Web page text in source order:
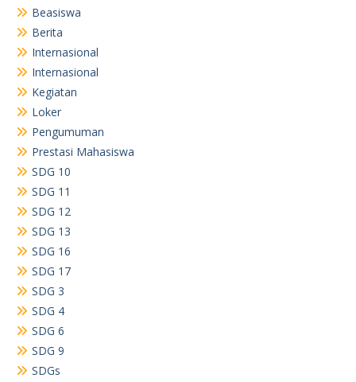
Beasiswa
Berita
Internasional
Internasional
Kegiatan
Loker
Pengumuman
Prestasi Mahasiswa
SDG 10
SDG 11
SDG 12
SDG 13
SDG 16
SDG 17
SDG 3
SDG 4
SDG 6
SDG 9
SDGs